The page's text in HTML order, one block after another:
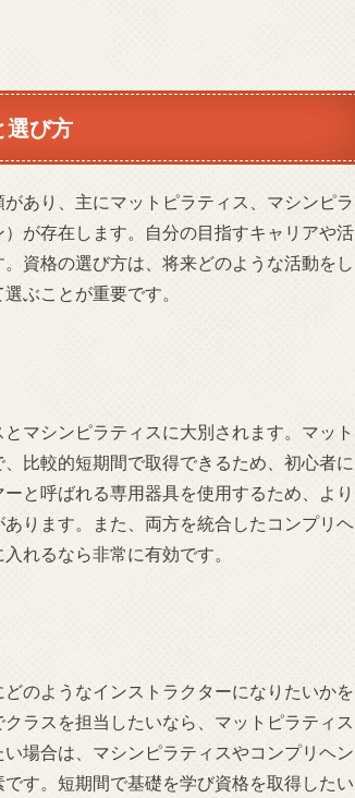
選び方
あり、主にマットピラティス、マシンピラ
が存在します。自分の目指すキャリアや活
資格の選び方は、将来どのような活動をし
ぶことが重要です。
マシンピラティスに大別されます。マット
比較的短期間で取得できるため、初心者に
と呼ばれる専用器具を使用するため、より
ります。また、両方を統合したコンプリヘ
れるなら非常に有効です。
のようなインストラクターになりたいかを
ラスを担当したいなら、マットピラティス
場合は、マシンピラティスやコンプリヘン
す。短期間で基礎を学び資格を取得したい